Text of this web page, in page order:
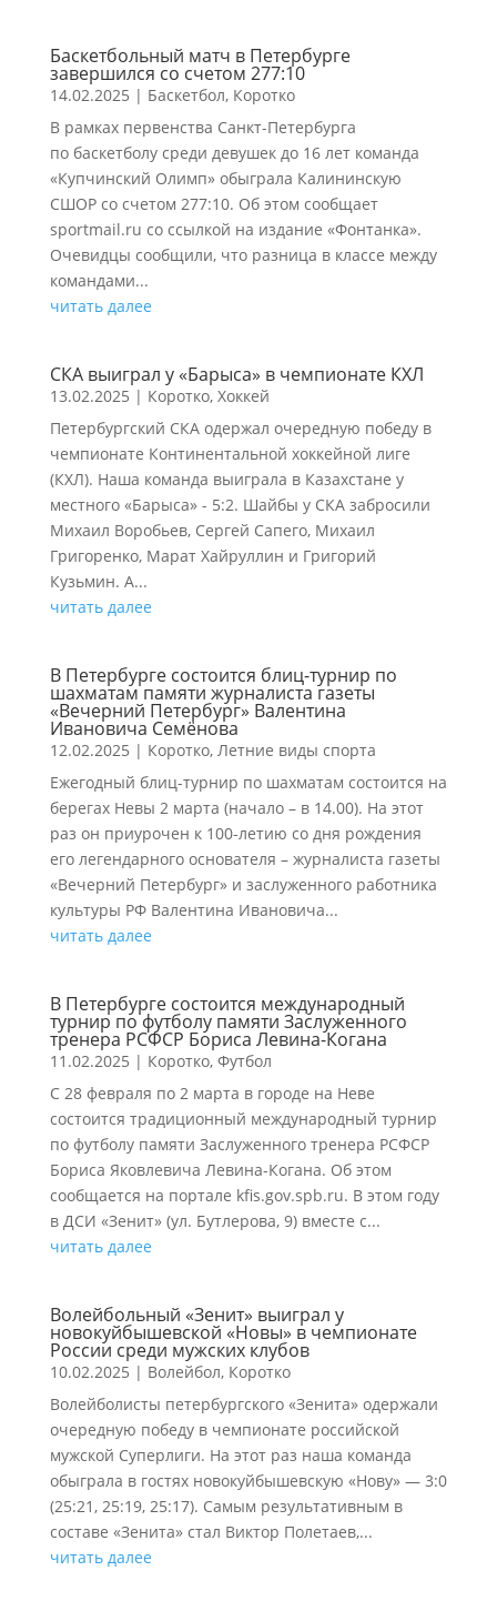
Баскетбольный матч в Петербурге
завершился со счетом 277:10
14.02.2025 | Баскетбол, Коротко
В рамках первенства Санкт-Петербурга
по баскетболу среди девушек до 16 лет команда
«Купчинский Олимп» обыграла Калининскую
СШОР со счетом 277:10. Об этом сообщает
sportmail.ru со ссылкой на издание «Фонтанка».
Очевидцы сообщили, что разница в классе между
командами...
читать далее
СКА выиграл у «Барыса» в чемпионате КХЛ
13.02.2025 | Коротко, Хоккей
Петербургский СКА одержал очередную победу в
чемпионате Континентальной хоккейной лиге
(КХЛ). Наша команда выиграла в Казахстане у
местного «Барыса» - 5:2. Шайбы у СКА забросили
Михаил Воробьев, Сергей Сапего, Михаил
Григоренко, Марат Хайруллин и Григорий
Кузьмин. А...
читать далее
В Петербурге состоится блиц-турнир по
шахматам памяти журналиста газеты
«Вечерний Петербург» Валентина
Ивановича Семёнова
12.02.2025 | Коротко, Летние виды спорта
Ежегодный блиц-турнир по шахматам состоится на
берегах Невы 2 марта (начало – в 14.00). На этот
раз он приурочен к 100-летию со дня рождения
его легендарного основателя – журналиста газеты
«Вечерний Петербург» и заслуженного работника
культуры РФ Валентина Ивановича...
читать далее
В Петербурге состоится международный
турнир по футболу памяти Заслуженного
тренера РСФСР Бориса Левина-Когана
11.02.2025 | Коротко, Футбол
С 28 февраля по 2 марта в городе на Неве
состоится традиционный международный турнир
по футболу памяти Заслуженного тренера РСФСР
Бориса Яковлевича Левина-Когана. Об этом
сообщается на портале kfis.gov.spb.ru. В этом году
в ДСИ «Зенит» (ул. Бутлерова, 9) вместе с...
читать далее
Волейбольный «Зенит» выиграл у
новокуйбышевской «Новы» в чемпионате
России среди мужских клубов
10.02.2025 | Волейбол, Коротко
Волейболисты петербургского «Зенита» одержали
очередную победу в чемпионате российской
мужской Суперлиги. На этот раз наша команда
обыграла в гостях новокуйбышевскую «Нову» — 3:0
(25:21, 25:19, 25:17). Самым результативным в
составе «Зенита» стал Виктор Полетаев,...
читать далее